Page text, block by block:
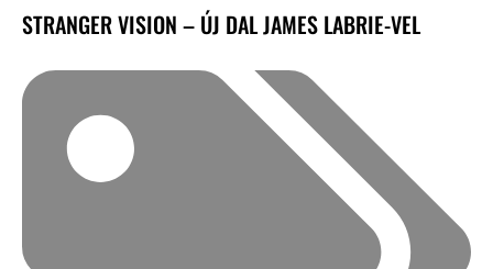
STRANGER VISION – ÚJ DAL JAMES LABRIE-VEL